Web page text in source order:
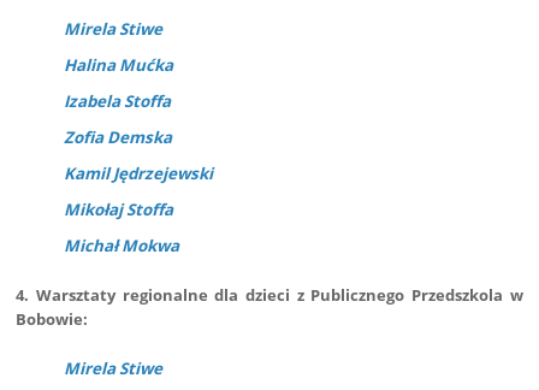
Mirela Stiwe
Halina Mućka
Izabela Stoffa
Zofia Demska
Kamil Jędrzejewski
Mikołaj Stoffa
Michał Mokwa
4. Warsztaty regionalne dla dzieci z Publicznego Przedszkola w
Bobowie:
Mirela Stiwe